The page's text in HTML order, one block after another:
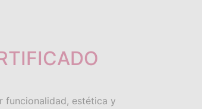
funcionalidad, estética y